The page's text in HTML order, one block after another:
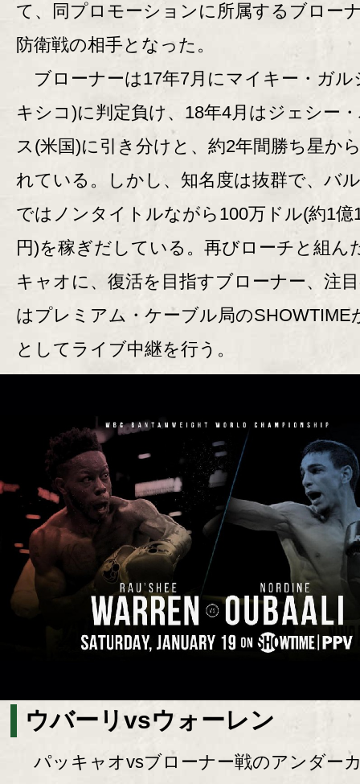
て、同プロモーションに所属するブロー
防衛戦の相手となった。
ブローナーは17年7月にマイキー・ガル
キシコ)に判定負け、18年4月はジェシー
ス(米国)に引き分けと、約2年間勝ち星か
れている。しかし、知名度は抜群で、バ
ではノンタイトルながら100万ドル(約1億
円)を稼ぎだしている。再びローチと組ん
キャオに、復活を目指すブローナー、注
はプレミアム・ケーブル局のSHOWTIME
としてライブ中継を行う。
ウバーリvsウォーレン
パッキャオvsブローナー戦のアンダー